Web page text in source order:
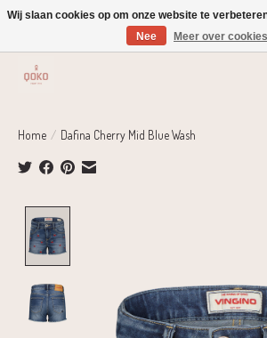
Verzending 1-2 dagen | Gratis verzending vanaf € 75,-
Home / Dafina Cherry Mid Blue Wash
Wij slaan cookies op om onze website te
Nee
Meer over